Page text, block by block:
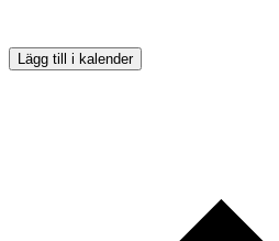
Lägg till i kalender